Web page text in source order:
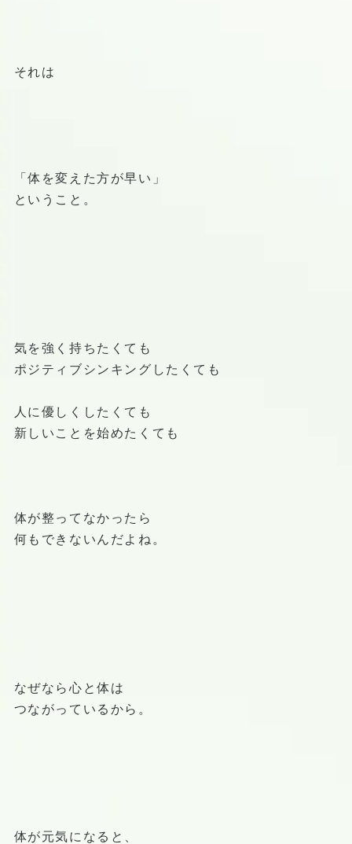
それは
「体を変えた方が早い」
ということ。
気を強く持ちたくても
ポジティブシンキングしたくても
人に優しくしたくても
新しいことを始めたくても
体が整ってなかったら
何もできないんだよね。
なぜなら心と体は
つながっているから。
体が元気になると、